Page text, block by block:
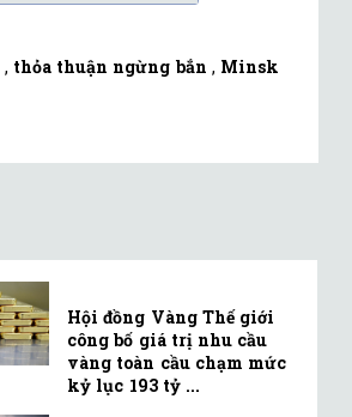
, thỏa thuận ngừng bắn , Minsk
Hội đồng Vàng Thế giới
công bố giá trị nhu cầu
vàng toàn cầu chạm mức
kỷ lục 193 tỷ ...